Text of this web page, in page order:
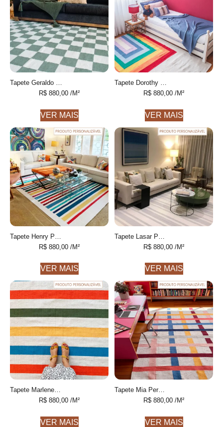
Tapete Geraldo Personalizável xadrez feito à mão, 100% algodão reciclado
R$ 880,00 /M²
VER MAIS
Tapete Dorothy Personalizável Desenhado feito à mão, 100% algodão reciclado
R$ 880,00 /M²
VER MAIS
R$ 880,00 /M²
VER MAIS
R$ 880,00 /M²
VER MAIS
Tapete Marlene Personalizável Listrado feito à mão, 100% algodão reciclado
R$ 880,00 /M²
VER MAIS
Tapete Mia Personalizável Xadrez feito à mão, 100% algodão reciclado
R$ 880,00 /M²
VER MAIS